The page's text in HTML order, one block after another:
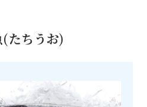
たちうお)